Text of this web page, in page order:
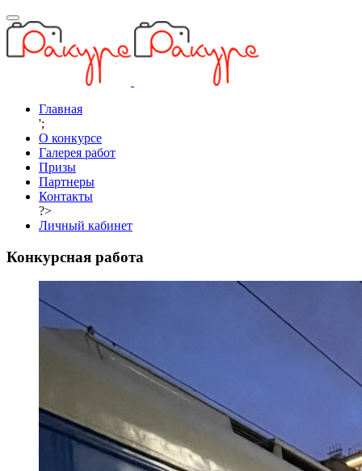
Главная
';
О конкурсе
Галерея работ
Призы
Партнеры
Контакты
?>
Личный кабинет
Конкурсная работа